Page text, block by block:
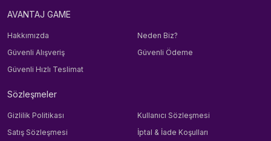
AVANTAJ GAME
Hakkımızda
Neden Biz?
Güvenli Alışveriş
Güvenli Ödeme
Güvenli Hızlı Teslimat
Sözleşmeler
Gizlilik Politikası
Kullanıcı Sözleşmesi
Satış Sözleşmesi
İptal & İade Koşulları